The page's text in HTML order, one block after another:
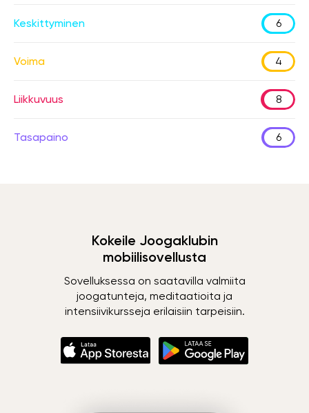
Keskittyminen 6
Voima 4
Liikkuvuus 8
Tasapaino 6
Kokeile Joogaklubin
mobiilisovellusta
Sovelluksessa on saatavilla valmiita
joogatunteja, meditaatioita ja
intensiivikursseja erilaisiin tarpeisiin.